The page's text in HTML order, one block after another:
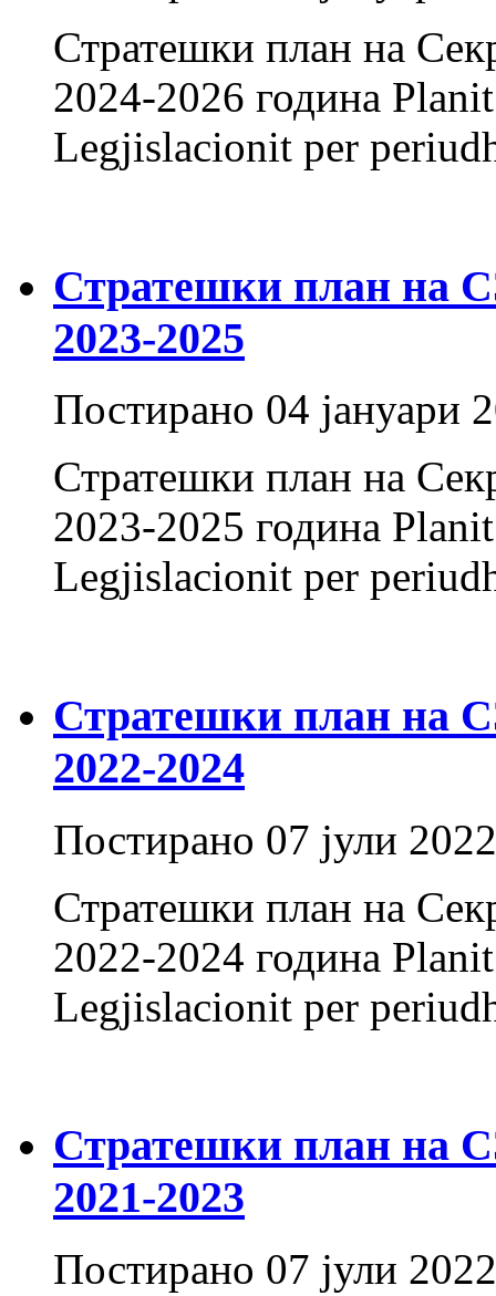
Стратешки план на
2024-2026 година
Legjislacionit per
Стратешки план на
2023-2025
Постирано 04 јануари
Стратешки план на
2023-2025 година
Legjislacionit per
Стратешки план на
2022-2024
Постирано 07 јули 2022
Стратешки план на
2022-2024 година
Legjislacionit per
Стратешки план на
2021-2023
Постирано 07 јули 2022